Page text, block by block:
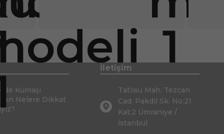
Kumaşı
Nelere Dikkat
İletişim
Tatlısu Mah. Tezcan
Cad. Pakdil Sk. No:21
Kat:2 Ümraniye /
İstanbul